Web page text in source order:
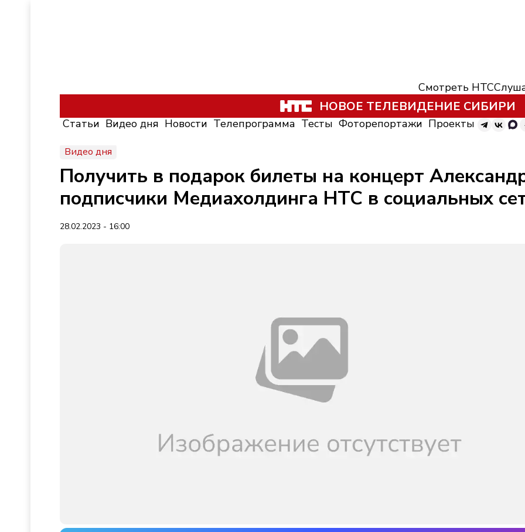
Смотреть НТС
НОВОЕ ТЕЛЕВИДЕНИЕ СИБИРИ
Статьи Видео дня Новости Телепрограмма Тесты Фоторепортажи Проекты
Видео дня
Получить в подарок билеты на концерт
подписчики Медиахолдинга НТС в социальных
28.02.2023 - 16:00